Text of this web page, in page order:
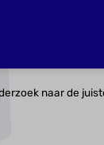
naar de